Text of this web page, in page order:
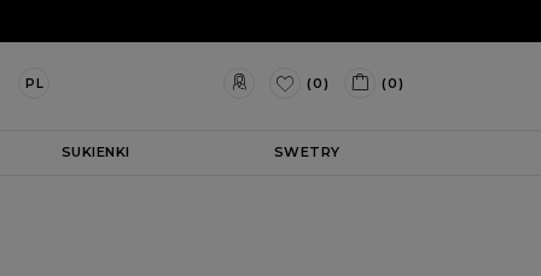
PL (0) (0)
SUKIENKI SWETRY